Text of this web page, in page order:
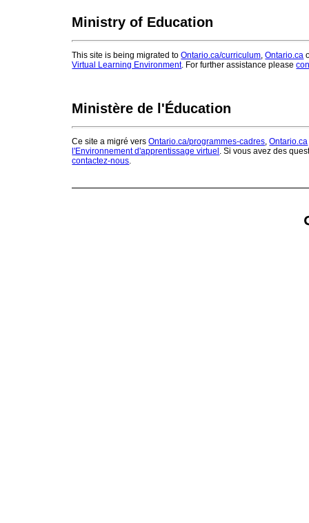
Ministry of Education
This site is being migrated toOntario.ca/curriculum ,Ontario.ca
Virtual Learning Environment. For further assistance please
Ministère de l'Éducation
Ce site a migré versOntario.ca/programmes-cadres ,Ontario.ca
l'Environnement d'apprentissage virtuel . Si vous avez des
contactez-nous